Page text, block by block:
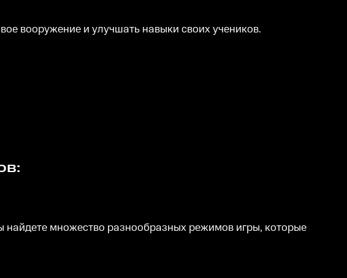
вооружение и улучшать навыки своих учеников.
найдете множество разнообразных режимов игры, которые